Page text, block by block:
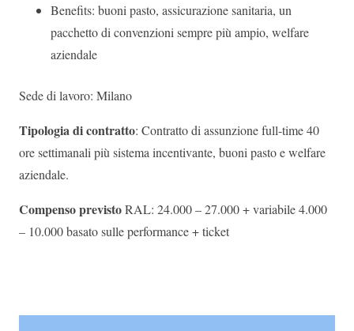
Benefits: buoni pasto, assicurazione sanitaria, un
pacchetto di convenzioni sempre più ampio, welfare
aziendale
Sede di lavoro: Milano
Tipologia di contratto: Contratto di assunzione full-time 40
ore settimanali più sistema incentivante, buoni pasto e welfare
aziendale.
Compenso previstoRAL: 24.000 – 27.000 + variabile 4.000
– 10.000 basato sulle performance + ticket